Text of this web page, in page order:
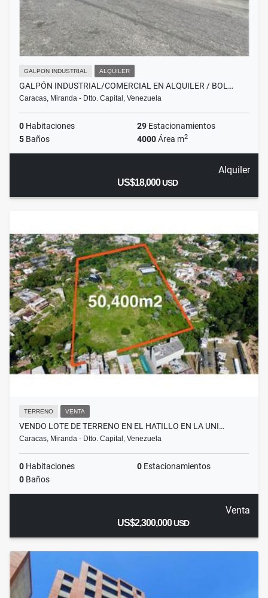
GALPON INDUSTRIAL ALQUILER
GALPÓN INDUSTRIAL/COMERCIAL EN ALQUILER / BOL…
Caracas, Miranda - Dtto. Capital, Venezuela
0 Habitaciones 29 Estacionamientos
5 Baños 4000Área m2
Alquiler
US$18,000USD
TERRENO VENTA
VENDO LOTE DE TERRENO EN EL HATILLO EN LA UNI…
Caracas, Miranda - Dtto. Capital, Venezuela
0 Habitaciones 0 Estacionamientos
0 Baños
Venta
US$2,300,000USD